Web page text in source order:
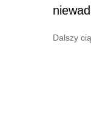
Dalszy